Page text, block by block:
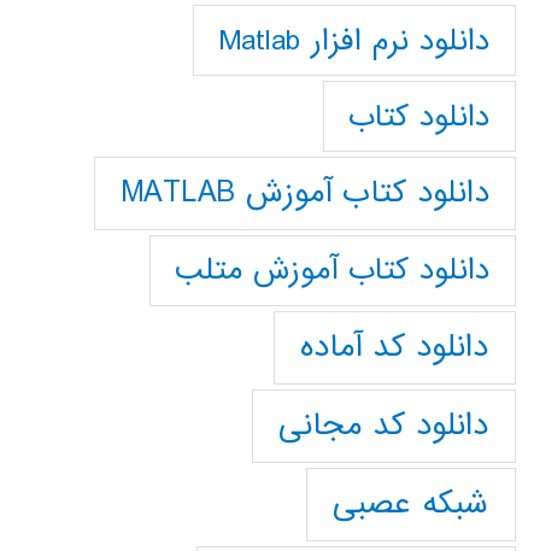
دانلود نرم افزار Matlab
دانلود کتاب
دانلود کتاب آموزش MATLAB
دانلود کتاب آموزش متلب
دانلود کد آماده
دانلود کد مجانی
شبکه عصبی